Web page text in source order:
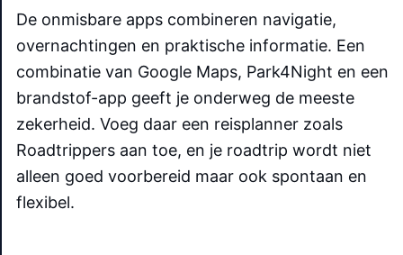
De onmisbare apps combineren navigatie,
overnachtingen en praktische informatie. Een
combinatie van Google Maps, Park4Night en een
brandstof-app geeft je onderweg de meeste
zekerheid. Voeg daar een reisplanner zoals
Roadtrippers aan toe, en je roadtrip wordt niet
alleen goed voorbereid maar ook spontaan en
flexibel.